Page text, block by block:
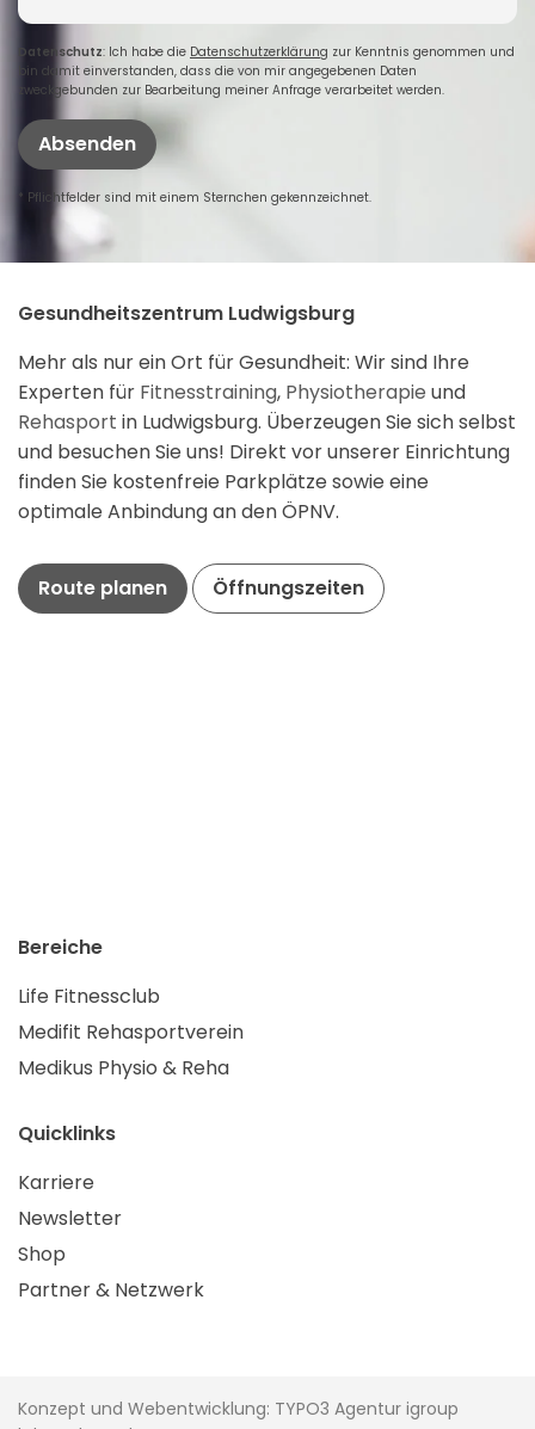
Datenschutz: Ich habe die Datenschutzerklärung zur Kenntnis genommen und
bin damit einverstanden, dass die von mir angegebenen Daten
zweckgebunden zur Bearbeitung meiner Anfrage verarbeitet werden.
Absenden
* Pflichtfelder sind mit einem Sternchen gekennzeichnet.
Gesundheitszentrum Ludwigsburg
Mehr als nur ein Ort für Gesundheit: Wir sind Ihre
Experten für Fitnesstraining, Physiotherapie und
Rehasport in Ludwigsburg. Überzeugen Sie sich selbst
und besuchen Sie uns! Direkt vor unserer Einrichtung
finden Sie kostenfreie Parkplätze sowie eine
optimale Anbindung an den ÖPNV.
Route planen Öffnungszeiten
Bereiche
Life Fitnessclub
Medifit Rehasportverein
Medikus Physio & Reha
Quicklinks
Karriere
Newsletter
Shop
Partner & Netzwerk
Konzept und Webentwicklung: TYPO3 Agentur igroup